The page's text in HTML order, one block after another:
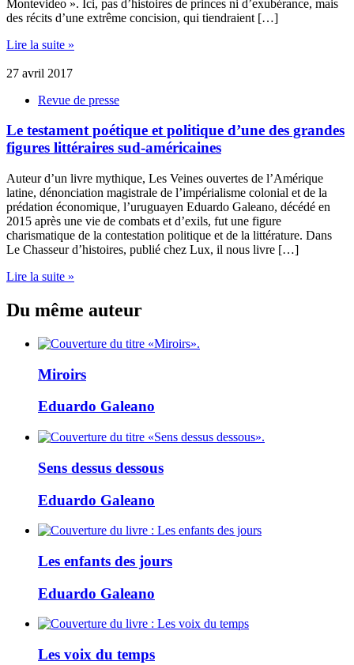
Montevideo ». Ici, pas d’histoires de princes ni d’exubérance, mais
des récits d’une extrême concision, qui tiendraient […]
Lire la suite »
27 avril 2017
Revue de presse
Le testament poétique et politique d’une des grandes
figures littéraires sud-américaines
Auteur d’un livre mythique, Les Veines ouvertes de l’Amérique
latine, dénonciation magistrale de l’impérialisme colonial et de la
prédation économique, l’uruguayen Eduardo Galeano, décédé en
2015 après une vie de combats et d’exils, fut une figure
charismatique de la contestation politique et de la littérature. Dans
Le Chasseur d’histoires, publié chez Lux, il nous livre […]
Lire la suite »
Du même auteur
Miroirs
Eduardo Galeano
Sens dessus dessous
Eduardo Galeano
Les enfants des jours
Eduardo Galeano
Les voix du temps